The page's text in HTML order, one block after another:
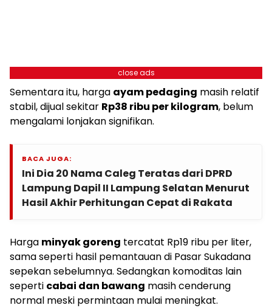
close ads
Sementara itu, harga ayam pedaging masih relatif
stabil, dijual sekitar Rp38 ribu per kilogram, belum
mengalami lonjakan signifikan.
BACA JUGA:
Ini Dia 20 Nama Caleg Teratas dari DPRD
Lampung Dapil II Lampung Selatan Menurut
Hasil Akhir Perhitungan Cepat di Rakata
Harga minyak goreng tercatat Rp19 ribu per liter,
sama seperti hasil pemantauan di Pasar Sukadana
sepekan sebelumnya. Sedangkan komoditas lain
seperti cabai dan bawang masih cenderung
normal meski permintaan mulai meningkat.